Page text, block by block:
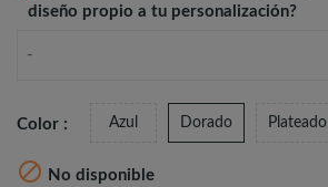
diseño propio a tu personalización?
-
Color : Azul Dorado Plateado
 No disponible